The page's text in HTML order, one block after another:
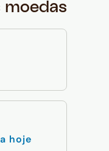
moedas
hoje